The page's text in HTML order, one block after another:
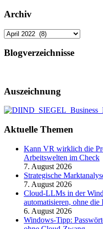
Archiv
Archiv
Blogverzeichnisse
Auszeichnung
Aktuelle Themen
Kann VR wirklich die
Arbeitswelten im Check
7. August 2026
Strategische
7. August 2026
Cloud-LLMs in der
automatisieren, ohne die
6. August 2026
Windows-Tipp: